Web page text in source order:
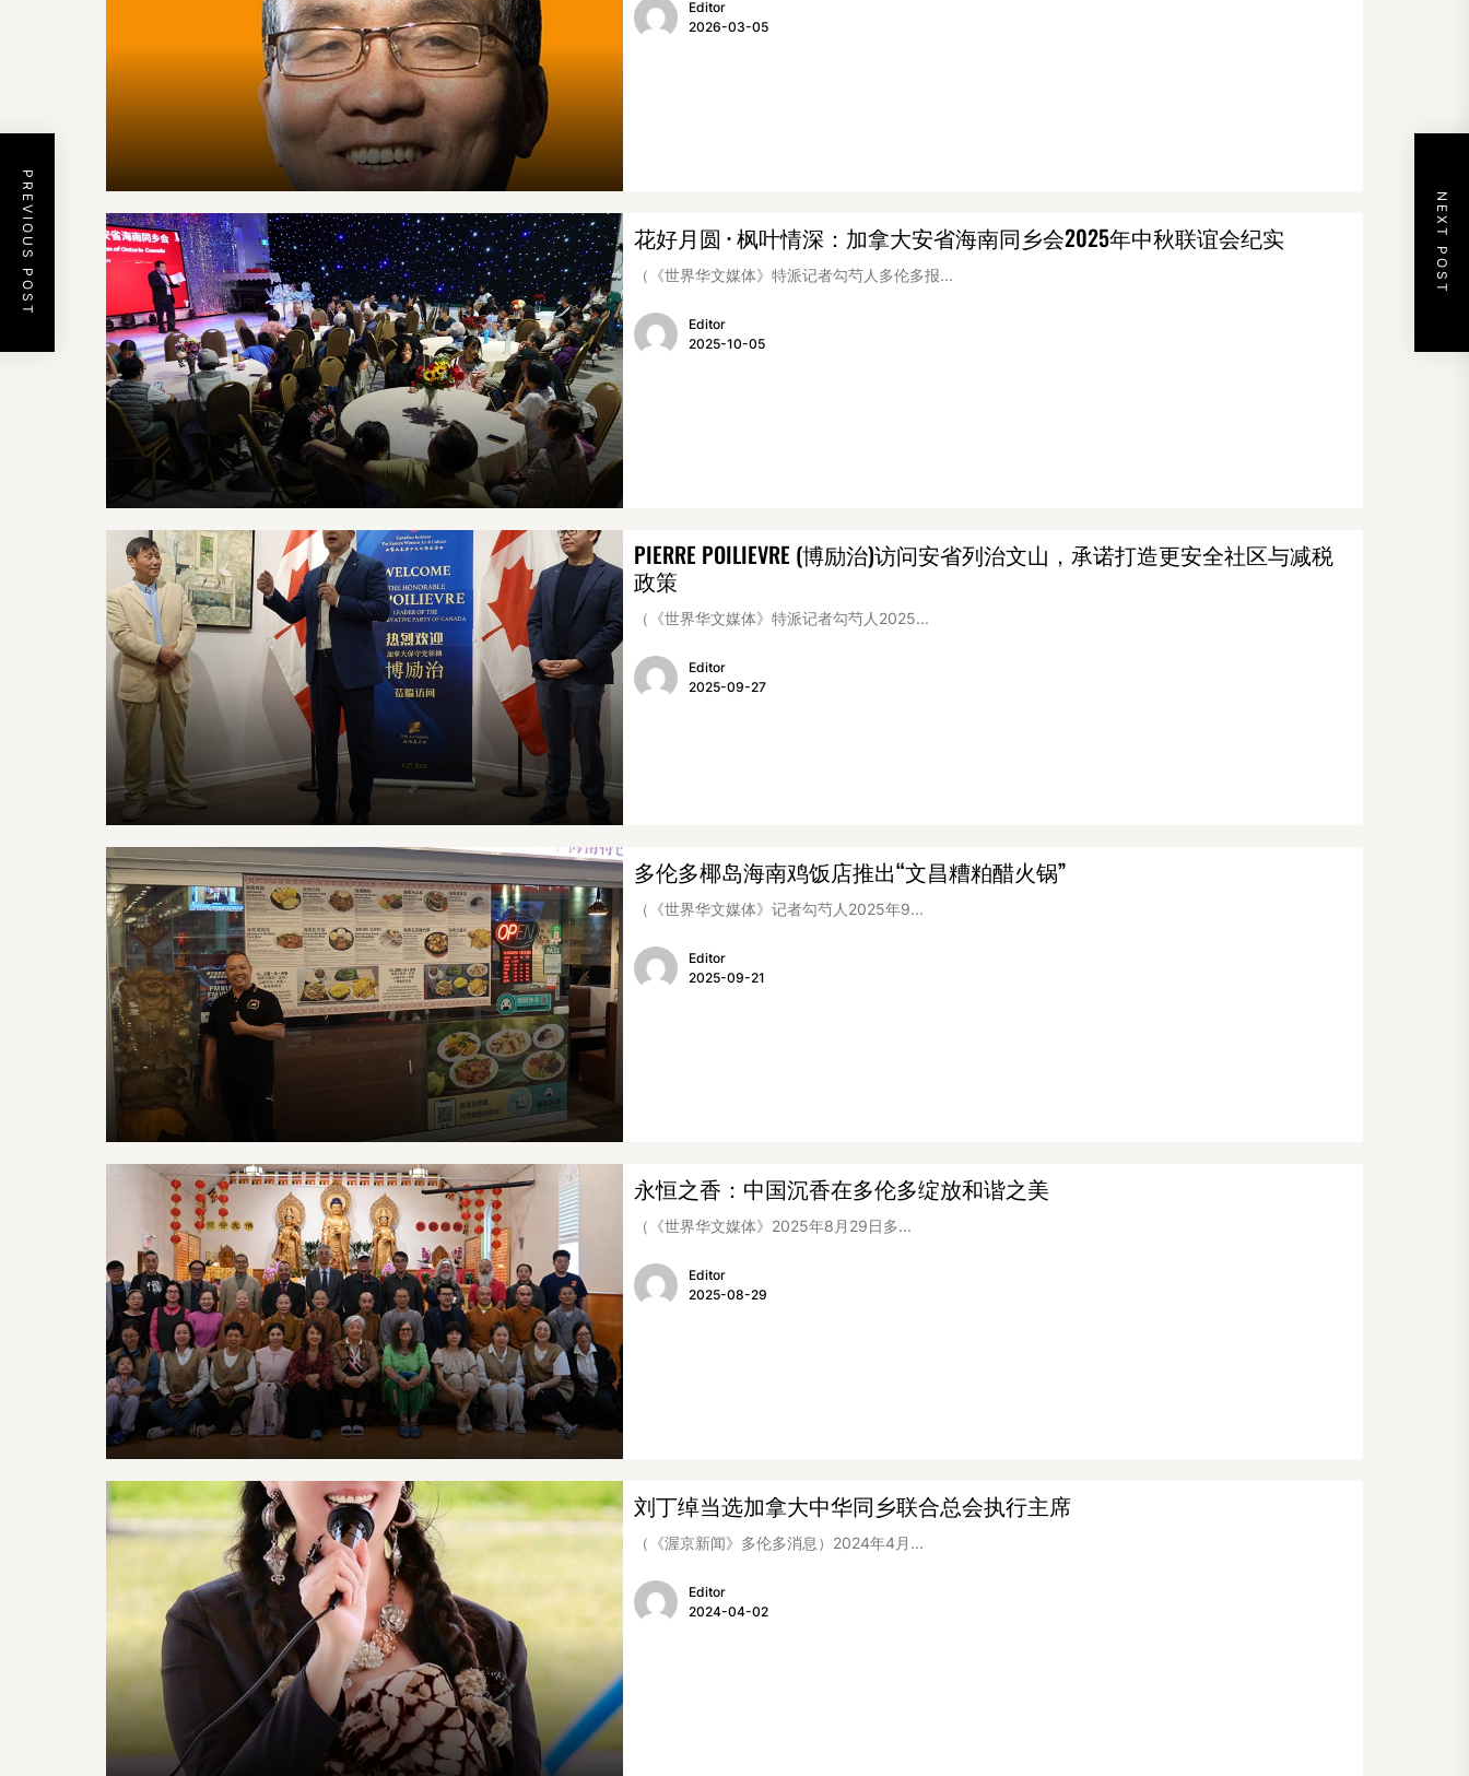
PREVIOUS POST NEXT POST
Editor
2026-03-05
花好月圆 · 枫叶情深：加拿大安省海南同乡会2025年中秋联谊会纪实
（《世界华文媒体》特派记者勾芍人多伦多报...
Editor
2025-10-05
PIERRE POILIEVRE (博励治)访问安省列治文山，承诺打造更安全社区与减税
政策
（《世界华文媒体》特派记者勾芍人2025...
Editor
2025-09-27
多伦多椰岛海南鸡饭店推出“文昌糟粕醋火锅”
（《世界华文媒体》记者勾芍人2025年9...
Editor
2025-09-21
永恒之香：中国沉香在多伦多绽放和谐之美
（《世界华文媒体》2025年8月29日多...
Editor
2025-08-29
刘丁绰当选加拿大中华同乡联合总会执行主席
（《渥京新闻》多伦多消息）2024年4月...
Editor
2024-04-02